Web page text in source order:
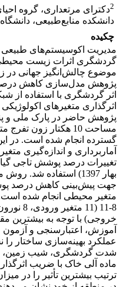
2دکترای مرتعداری، گروه
دانشکده منابع‌طبیعی،
چکیده
مدیریت اکوسیستم‌های
گردشگری اثرات زیست
موضوع چالش‌انگیز جهانی
پژوهش مدل‌سازی کاهش
اثر گردشگری با استفاده از
اثرگذاری متغیرهای
پژوهش حاضر در پارک ملی و
آماربرداری و اندازه‌گیری
بهار 1397) استفاده
8-11 (11
خروجی) با توجه به بیشترین
عملکرد بهینه‌سازی ساختار
شدت گردشگری، شیب
ترتیب بیشترین تأثیر را در